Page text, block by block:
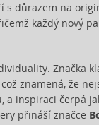
s důrazem na
každý nový
Značka
znamená, že
a inspiraci čerpá
přináší značce